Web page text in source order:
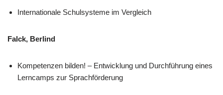
Internationale Schulsysteme im Vergleich
Falck, Berlind
Kompetenzen bilden! – Entwicklung und Durchführung eines
Lerncamps zur Sprachförderung